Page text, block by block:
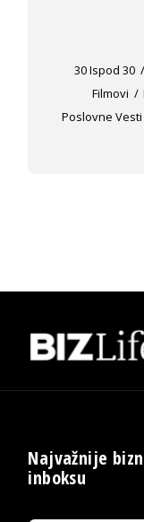
30 Ispod 30
Filmovi
Poslovne Vesti
Najvažnije
inboksu